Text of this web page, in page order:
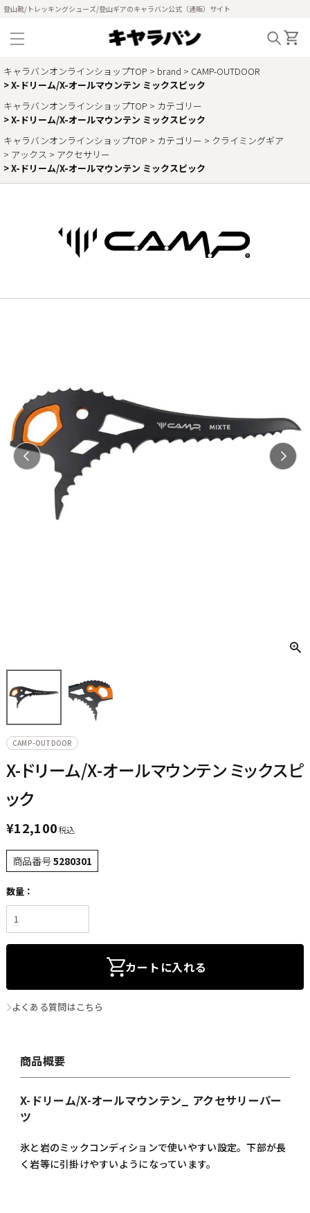
登山靴/トレッキングシューズ/登山ギアのキャラバン公式（通販）サイト
キャラバンオンラインショップTOP brand
CAMP-OUTDOOR
X-ドリーム/X-オールマウンテン ミックスピック
キャラバンオンラインショップTOP
カテゴリー
X-ドリーム/X-オールマウンテン ミックスピック
キャラバンオンラインショップTOP
カテゴリー
クライミングギア
アックス
アクセサリー
X-ドリーム/X-オールマウンテン ミックスピック
CAMP-OUTDOOR
X-ドリーム/X-オールマウンテン ミックスピ
ック
¥12,100税込
商品番号5280301
カートに入れる
よくある質問はこちら
商品概要
X-ドリーム/X-オールマウンテン_ アクセサリーパー
ツ
氷と岩のミックコンディションで使いやすい設定。下部が長
く岩等に引掛けやすいようになっています。